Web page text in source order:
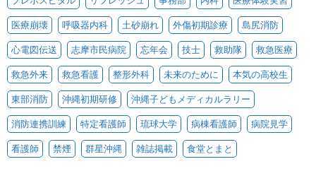
医療崩壊 呼吸器内科 土砂崩れ 外傷初期診療 島尻消防
心電図伝送 志摩市民病院 忘年会 技士 救助隊 救急医療
救急外来 救急看護 整形外科 未来のために 本気の高校生
東部消防 沖縄初期研修 沖縄子どもメディカルラリー
消防連携訓練 特定看護師 琉球大学 病棟看護師 病院見学
看護師 禁煙 群星沖縄 雑誌掲載 食堂とまと